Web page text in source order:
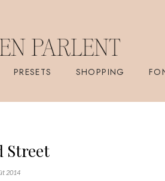
PRESETS SHOPPING
Street
2014